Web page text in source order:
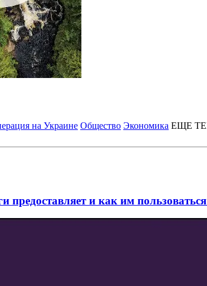
на Украине Общество Экономика ЕЩЕ
предоставляет и как им